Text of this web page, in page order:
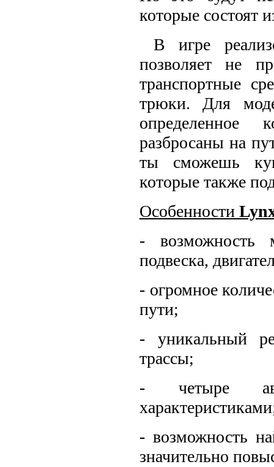
которые состоят
В игре
позволяет не
транспортные
трюки. Для
определенное
разбросаны на
ты сможешь
которые также
Особенности
- возможность
подвеска,
- огромное
пути;
- уникальный
трассы;
- четыре
- возможность
значительно